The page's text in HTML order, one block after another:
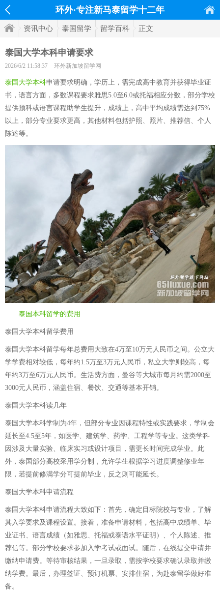
环外·专注新马泰留学十二年
资讯中心 泰国留学 留学百科 正文
泰国大学本科申请要求
2026/6/2 11:58:37 环外新加坡留学网
泰国大学本科申请要求明确，学历上，需完成高中教育并获得毕业证
书，语言方面，多数课程要求雅思5.0至6.0或托福相应分数，部分学校
提供预科或语言课程助学生提升，成绩上，高中平均成绩需达到75%
以上，部分专业要求更高，其他材料包括护照、照片、推荐信、个人
陈述等。
泰国本科留学的费用
泰国大学本科留学费用
泰国大学本科留学每年总费用大致在4万至10万元人民币之间。公立大
学学费相对较低，每年约1.5万至3万元人民币，私立大学则较高，每
年约3万至6万元人民币。生活费方面，曼谷等大城市每月约需2000至
3000元人民币，涵盖住宿、餐饮、交通等基本开销。
泰国大学本科读几年
泰国大学本科学制为4年，但部分专业因课程特性或实践要求，学制会
延长至4.5至5年，如医学、建筑学、药学、工程学等专业。这类学科
因涉及大量实验、临床实习或设计项目，需更长时间完成学业。此
外，泰国部分高校采用学分制，允许学生根据学习进度调整修业年
限，若提前修满学分可提前毕业，反之则可能延长。
泰国大学本科申请流程
泰国大学本科申请流程大致如下：首先，确定目标院校与专业，了解
其入学要求及课程设置。接着，准备申请材料，包括高中成绩单、毕
业证书、语言成绩（如雅思、托福或泰语水平证明）、个人陈述、推
荐信等。部分学校要求参加入学考试或面试。随后，在线提交申请并
缴纳申请费。等待审核结果，一旦录取，需按学校要求确认录取并缴
纳学费。最后，办理签证、预订机票、安排住宿，为赴泰留学做好准
备。